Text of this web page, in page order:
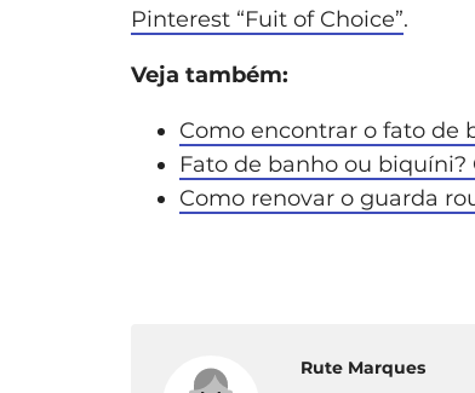
Pinterest “Fuit of Choice”.
Veja também:
Como encontrar o fato de
Fato de banho ou biquíni?
Como renovar o guarda
Rute Marques